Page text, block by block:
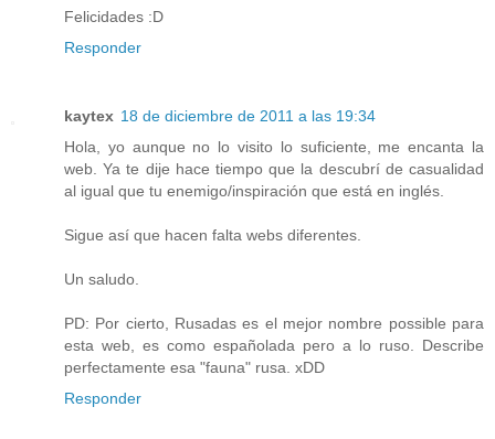
Felicidades :D
Responder
kaytex 18 de diciembre de 2011 a las 19:34
Hola, yo aunque no lo visito lo suficiente, me encanta la
web. Ya te dije hace tiempo que la descubrí de casualidad
al igual que tu enemigo/inspiración que está en inglés.
Sigue así que hacen falta webs diferentes.
Un saludo.
PD: Por cierto, Rusadas es el mejor nombre possible para
esta web, es como españolada pero a lo ruso. Describe
perfectamente esa "fauna" rusa. xDD
Responder